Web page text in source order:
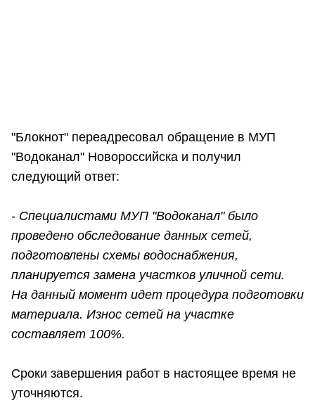
"Блокнот" переадресовал обращение в МУП
"Водоканал" Новороссийска и получил
следующий ответ:
- Специалистами МУП "Водоканал" было
проведено обследование данных сетей,
подготовлены схемы водоснабжения,
планируется замена участков уличной сети.
На данный момент идет процедура подготовки
материала. Износ сетей на участке
составляет 100%.
Сроки завершения работ в настоящее время не
уточняются.